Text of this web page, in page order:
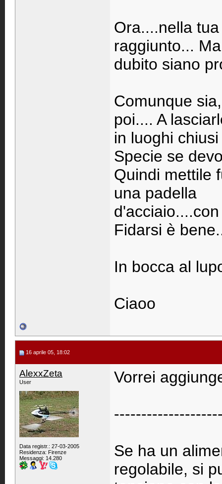
Ora....nella
raggiunto... Ma
dubito siano
Comunque
poi.... A
in luoghi
Specie se
Quindi mettile
una padella
Fidarsi è
In bocca al
Ciaoo
16 aprile 05, 18:02
AlexxZeta
User
Data registr.: 27-03-2005
Residenza: Firenze
Messaggi: 14.280
Vorrei
Se ha un
regolabile, si